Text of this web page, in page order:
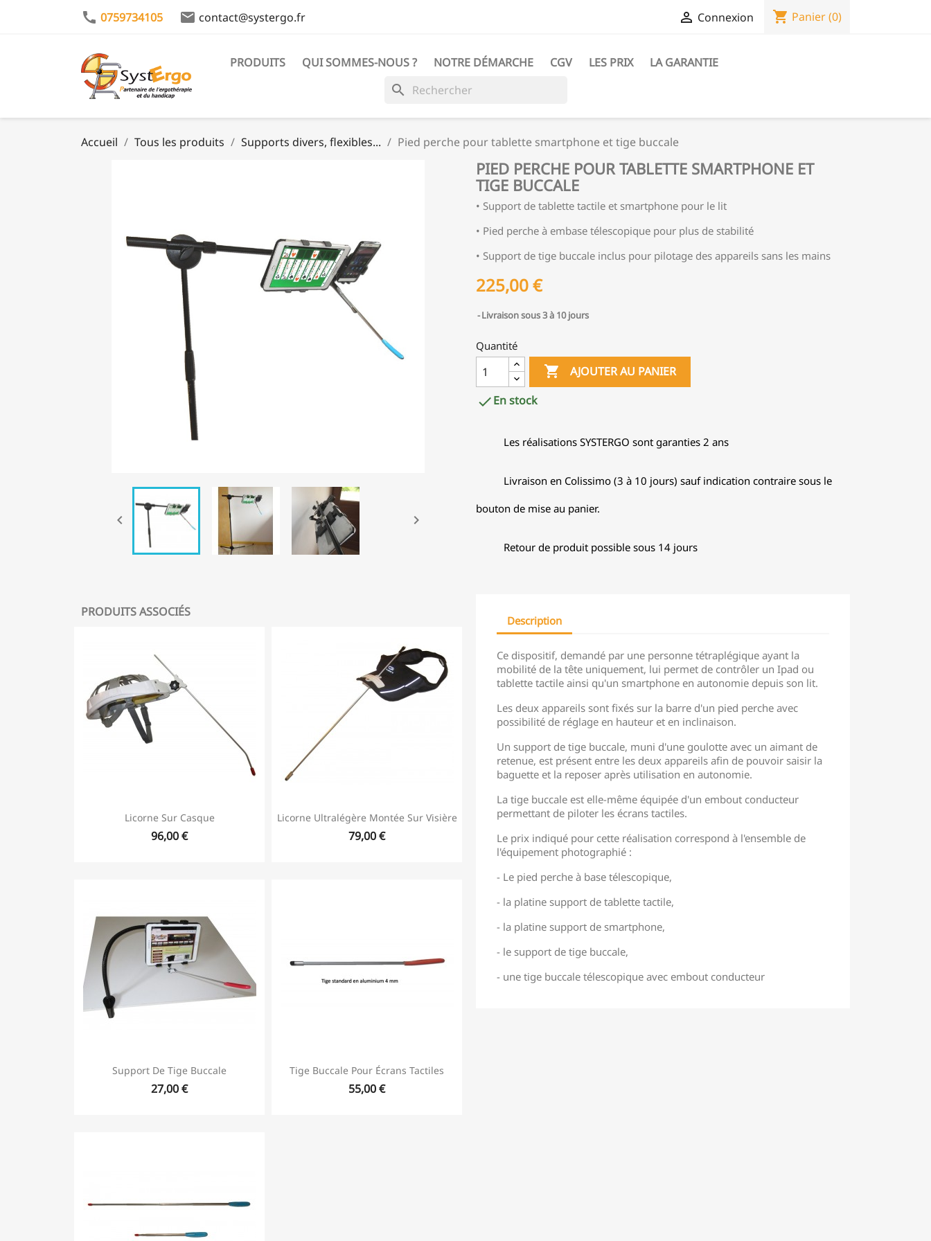
call 0759734105 email contact@systergo.fr  Connexion shopping_cart Panier(0)
PRODUITS QUI SOMMES-NOUS ? NOTRE DÉMARCHE CGV LES PRIX LA GARANTIE
search
Accueil Tous les produits Supports divers, flexibles... Pied perche pour tablette smartphone et tige buccale
 
PRODUITS ASSOCIÉS
Licorne Sur Casque
96,00 €
Licorne Ultralégère Montée Sur Visière
79,00 €
Support De Tige Buccale
27,00 €
Tige Buccale Pour Écrans Tactiles
55,00 €
PIED PERCHE POUR TABLETTE SMARTPHONE ET
TIGE BUCCALE
• Support de tablette tactile et smartphone pour le lit
• Pied perche à embase télescopique pour plus de stabilité
• Support de tige buccale inclus pour pilotage des appareils sans les mains
225,00 €
Livraison sous 3 à 10 jours
Quantité
 AJOUTER AU PANIER
En stock
Les réalisations SYSTERGO sont garanties 2 ans
Livraison en Colissimo (3 à 10 jours) sauf indication contraire sous le
bouton de mise au panier.
Retour de produit possible sous 14 jours
Description
Ce dispositif, demandé par une personne tétraplégique ayant la
mobilité de la tête uniquement, lui permet de contrôler un Ipad ou
tablette tactile ainsi qu'un smartphone en autonomie depuis son lit.
Les deux appareils sont fixés sur la barre d'un pied perche avec
possibilité de réglage en hauteur et en inclinaison.
Un support de tige buccale, muni d'une goulotte avec un aimant de
retenue, est présent entre les deux appareils afin de pouvoir saisir la
baguette et la reposer après utilisation en autonomie.
La tige buccale est elle-même équipée d'un embout conducteur
permettant de piloter les écrans tactiles.
Le prix indiqué pour cette réalisation correspond à l'ensemble de
l'équipement photographié :
- Le pied perche à base télescopique,
- la platine support de tablette tactile,
- la platine support de smartphone,
- le support de tige buccale,
- une tige buccale télescopique avec embout conducteur